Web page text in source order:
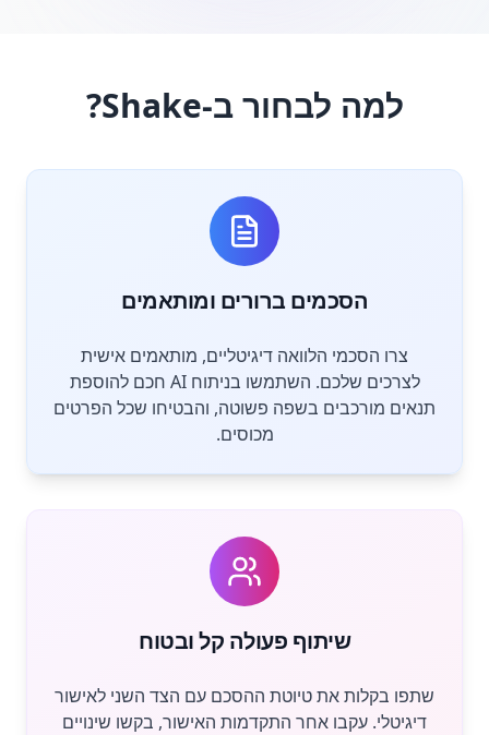
למה לבחור ב-Shake?
הסכמים ברורים ומותאמים
צרו הסכמי הלוואה דיגיטליים, מותאמים אישית
לצרכים שלכם. השתמשו בניתוח AI חכם להוספת
תנאים מורכבים בשפה פשוטה, והבטיחו שכל הפרטים
מכוסים.
שיתוף פעולה קל ובטוח
שתפו בקלות את טיוטת ההסכם עם הצד השני לאישור
דיגיטלי. עקבו אחר התקדמות האישור, בקשו שינויים